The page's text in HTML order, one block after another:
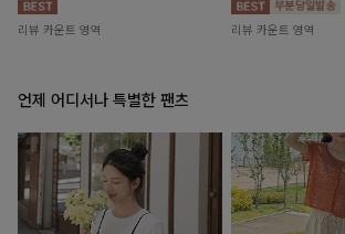
리뷰 카운트 영역 리뷰 카운트 영역
언제 어디서나 특별한 팬츠